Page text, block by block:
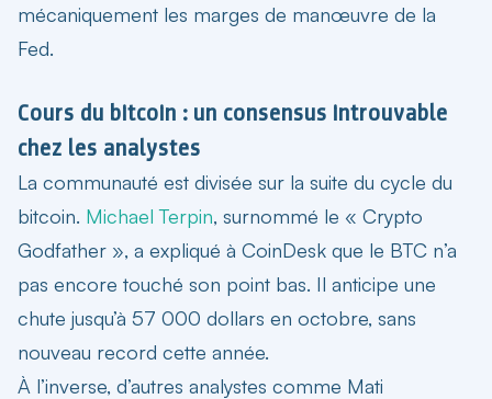
mécaniquement les marges de manœuvre de la
Fed.
Cours du bitcoin : un consensus introuvable
chez les analystes
La communauté est divisée sur la suite du cycle du
bitcoin. Michael Terpin, surnommé le « Crypto
Godfather », a expliqué à CoinDesk que le BTC n’a
pas encore touché son point bas. Il anticipe une
chute jusqu’à 57 000 dollars en octobre, sans
nouveau record cette année.
À l’inverse, d’autres analystes comme Mati